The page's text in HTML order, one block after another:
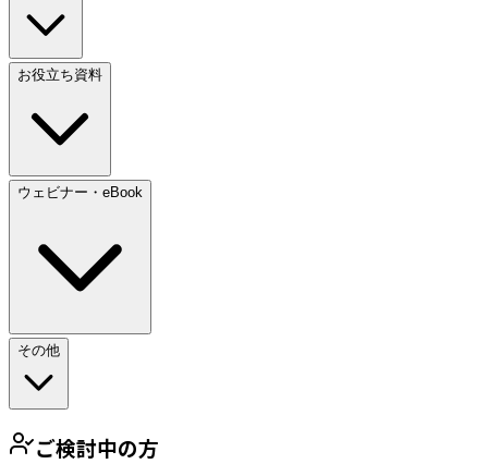
お役立ち資料
ウェビナー・eBook
その他
ご検討中の方